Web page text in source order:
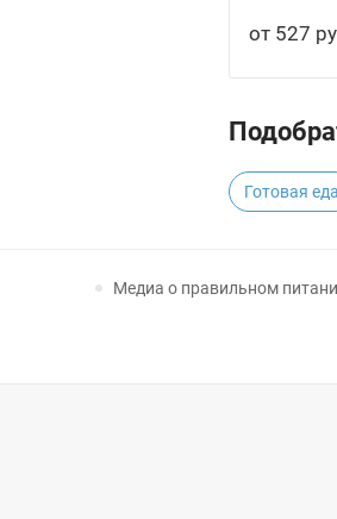
от 527
Готовая еда
Медиа о правильном